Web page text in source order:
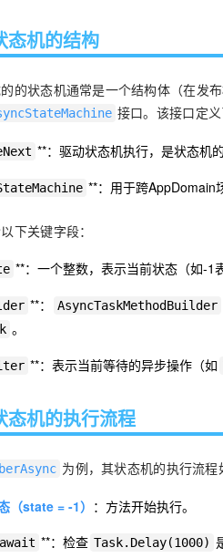
态机的结构
的状态机通常是一个结构体（在发
接口。该接口定义
**：驱动状态机执行，是状态机
**：用于跨AppDomain
下关键字段：
**：一个整数，表示当前状态（如-1
**： AsyncTaskMethodBuilder
。
**：表示当前等待的异步操作（如
态机的执行流程
为例，其状态机的执行流程
（state = -1） ：方法开始执行。
await **：检查 Task.Delay(1000)